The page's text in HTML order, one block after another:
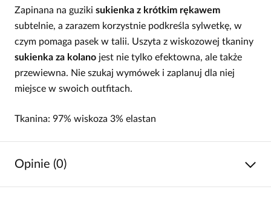
Zapinana na guziki sukienka z krótkim rękawem
subtelnie, a zarazem korzystnie podkreśla sylwetkę, w
czym pomaga pasek w talii. Uszyta z wiskozowej tkaniny
sukienka za kolano jest nie tylko efektowna, ale także
przewiewna. Nie szukaj wymówek i zaplanuj dla niej
miejsce w swoich outfitach.
Tkanina: 97% wiskoza 3% elastan
Opinie (0)